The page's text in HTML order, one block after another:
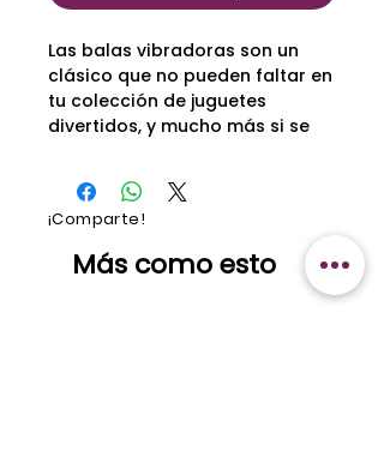
Más como esto
Las balas vibradoras son un
clásico que no pueden faltar en
tu colección de juguetes
divertidos, y mucho más si se
además incluye control remoto
y una ropa interior con bolsillo
para ponerla. Es el juguete ideal
para portarse mal en público
de forma discreta.
¡Comparte!